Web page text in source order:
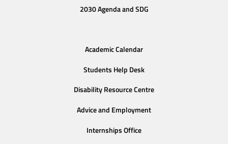
2030 Agenda and SDG
Academic Calendar
Students Help Desk
Disability Resource Centre
Advice and Employment
Internships Office